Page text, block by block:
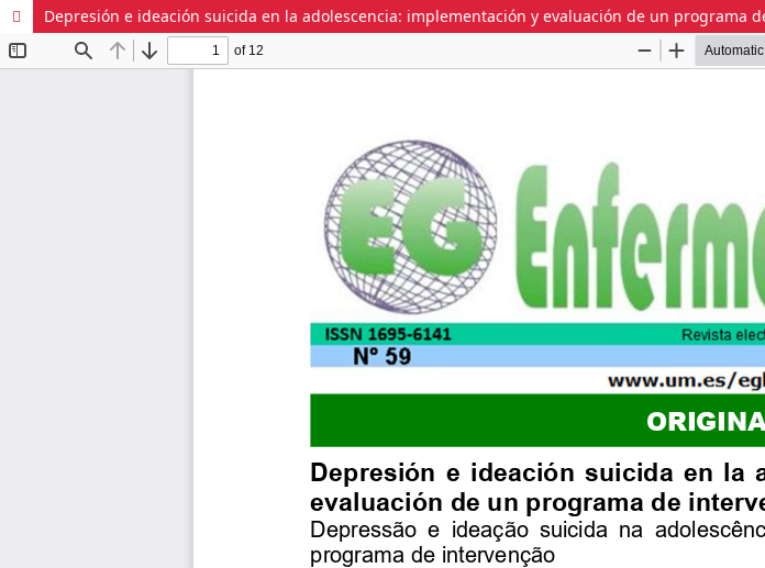
Depresión e ideación suicida en la adolescencia: implementación y evaluación de un programa